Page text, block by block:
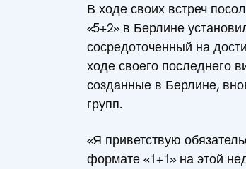
В ходе своих встреч
«5+2» в Берлине
сосредоточенный на
ходе своего последнего
созданные в Берлине,
групп.
«Я приветствую
формате «1+1» на этой